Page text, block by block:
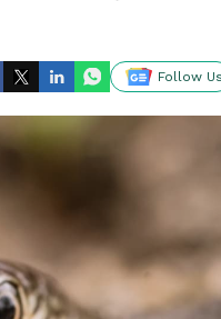
Follow Us